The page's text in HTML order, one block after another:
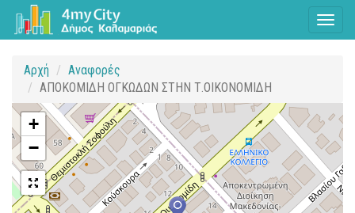
Αρχή
Αναφορές
ΑΠΟΚΟΜΙΔΗ ΟΓΚΩΔΩΝ ΣΤΗΝ Τ.ΟΙΚΟΝΟΜΙΔΗ
+
−